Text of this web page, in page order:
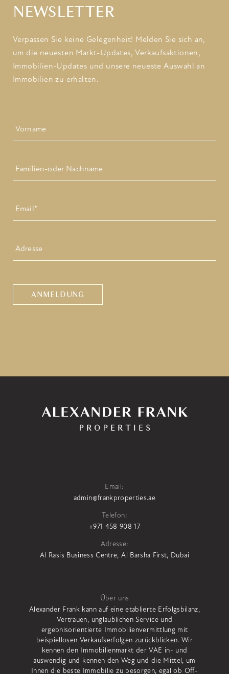
NEWSLETTER
Verpassen Sie keine Gelegenheit! Melden Sie sich an,
um die neuesten Markt-Updates, Verkaufsaktionen,
Immobilien-Updates und unsere neueste Auswahl an
Immobilien zu erhalten.
Email:
admin@frankproperties.ae
Telefon:
+971 458 908 17
Adresse:
Al Rasis Business Centre, Al Barsha First, Dubai
Über uns
Alexander Frank kann auf eine etablierte Erfolgsbilanz,
Vertrauen, unglaublichen Service und
ergebnisorientierte Immobilienvermittlung mit
beispiellosen Verkaufserfolgen zurückblicken. Wir
kennen den Immobilienmarkt der VAE in- und
auswendig und kennen den Weg und die Mittel, um
Ihnen die beste Immobilie zu besorgen, egal ob Off-